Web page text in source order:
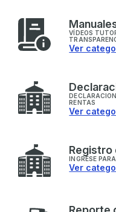
M
VÍDEOS
Ver
D
RENTAS
Ver
Registro
INGRESE
Ver